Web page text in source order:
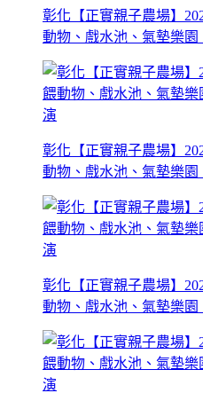
彰化【正實親子農場】
動物、戲水池、氣墊樂
彰化【正實親子農場】
動物、戲水池、氣墊樂
彰化【正實親子農場】
動物、戲水池、氣墊樂